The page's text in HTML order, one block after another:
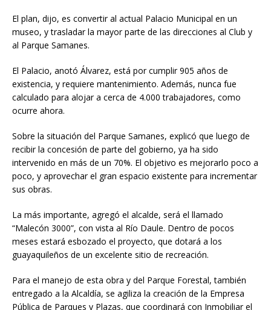
El plan, dijo, es convertir al actual Palacio Municipal en un
museo, y trasladar la mayor parte de las direcciones al Club y
al Parque Samanes.
El Palacio, anotó Álvarez, está por cumplir 905 años de
existencia, y requiere mantenimiento. Además, nunca fue
calculado para alojar a cerca de 4.000 trabajadores, como
ocurre ahora.
Sobre la situación del Parque Samanes, explicó que luego de
recibir la concesión de parte del gobierno, ya ha sido
intervenido en más de un 70%. El objetivo es mejorarlo poco a
poco, y aprovechar el gran espacio existente para incrementar
sus obras.
La más importante, agregó el alcalde, será el llamado
“Malecón 3000”, con vista al Río Daule. Dentro de pocos
meses estará esbozado el proyecto, que dotará a los
guayaquileños de un excelente sitio de recreación.
Para el manejo de esta obra y del Parque Forestal, también
entregado a la Alcaldía, se agiliza la creación de la Empresa
Pública de Parques y Plazas, que coordinará con Inmobiliar el